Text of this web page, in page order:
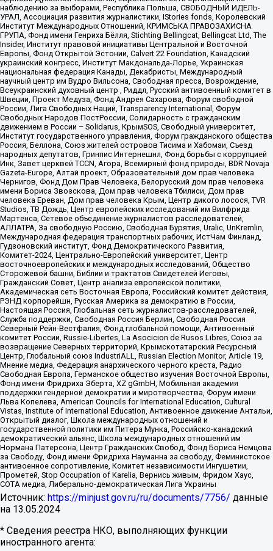
наблюдению за выборами, Республика Польша, СВОБОДНЫЙ ИДЕЛЬ-
УРАЛ, Ассоциация развития журналистики, IStories fonds, Королевский
Институт Международных Отношений, КРИМСЬКА ПРАВОЗАХИСНА
ГРУПА, Фонд имени Генриха Бёлля, Stichting Bellingcat, Bellingcat Ltd, The
Insider, Институт правовой инициативы Центральной и Восточной
Европы, Фонд Открытой Эстонии, Calvert 22 Foundation, Канадский
украинский конгресс, Институт Макдональда-Лорье, Украинская
национальная федерация Канады, Декабристы, Международный
научный центр им Вудро Вильсона, Свободная пресса, Возрождение,
Всеукраинский духовный центр , Риддл, Русский антивоенный комитет в
Швеции, Проект Медуза, Фонд Андрея Сахарова, Форум свободной
России, Лига Свободных Наций, Transparеncy International, Форум
Свободных Народов ПостРоссии, Солидарность с гражданским
движением в России – Solidarus, КрымSOS, Свободный университет,
Институт государственного управления, Форум гражданского общества
Россия, Беллона, Союз жителей островов Тисима и Хабомаи, Съезд
народных депутатов, Гринпис Интернешнл, Фонд борьбы с коррупцией
Инк, Завет церквей TCCN, Агора, Всемирный фонд природы, BDR Novaja
Gazeta-Europe, Алтай проект, Образовательный дом прав человека
Чернигов, Фонд Дом Прав Человека, Белорусский дом прав человека
имени Бориса Звозскова, Дом прав человека Тбилиси, Дом прав
человека Ереван, Дом прав человека Крым, Центр дикого лосося, TVR
Studios, ТВ Дождь, Центр европейских исследований им Вилфрида
Мартенса, Сетевое объединение журналистов расследователей,
АЛЛАТРА, За свободную Россию, Свободная Бурятия, Uralic, UnKremlin,
Международная федерация транспортных рабочих, ИстЧам Финланд,
Гудзоновский институт, Фонд Демократического Развития,
Комитет-2024, Центрально-Европейский университет, Центр
восточноевропейских и международных исследований, Общество
Сторожевой башни, Библии и трактатов Свидетелей Иеговы,
Гражданский Совет, Центр анализа европейской политики,
Академическая сеть Восточная Европа, Российский комитет действия,
РЭНД корпорейшн, Русская Америка за демократию в России,
Настоящая Россия, Глобальная сеть журналистов-расследователей,
Служба поддержки, Свободная Россия Берлин, Свободная Россия
Северный Рейн-Вестфалия, Фонд глобальной помощи, Антивоенный
комитет России, Russie-Libertes, La Asocicion de Rusos Libres, Союз за
возвращение Северных территорий, Крымскотатарский Ресурсный
Центр, Глобальный союз IndustriALL, Russian Election Monitor, Article 19,
Мнение медиа, Федерация анархического черного креста, Радио
Свободная Европа, Германское общество изучения Восточной Европы,
Фонд имени Фридриха Эберта, XZ gGmbH, Мобильная академия
поддержки гендерной демократии и миротворчества, Форум имени
Льва Копелева, American Councils for International Education, Cultural
Vistas, Institute of International Education, Антивоенное движение Антальи,
Открытый диалог, Школа международных отношений и
государственной политики им Питера Мунка, Российско-канадский
демократический альянс, Школа международных отношений им
Нормана Патерсона, Центр Гражданских Свобод, Фонд Бориса Немцова
за Свободу, Фонд имени Фридриха Науманна за свободу, Феминистское
антивоенное сопротивление, Комитет независимости Ингушетии,
Прометей, Stop Occupation of Karelia, Вернись живым, Фридом Хаус,
СОТА медиа, Либерально-демократическая Лига Украины
Источник: https://minjust.gov.ru/ru/documents/7756/ данные
на 13.05.2024
* Сведения реестра НКО, выполняющих функции
иностранного агента: